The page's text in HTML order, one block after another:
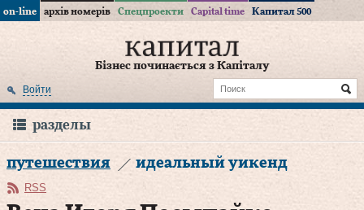
on-line архів номерів Спецпроекти Capital time Капитал 500
Бізнес починається з Капіталу
Войти
разделы
путешествия идеальный уикенд
RSS